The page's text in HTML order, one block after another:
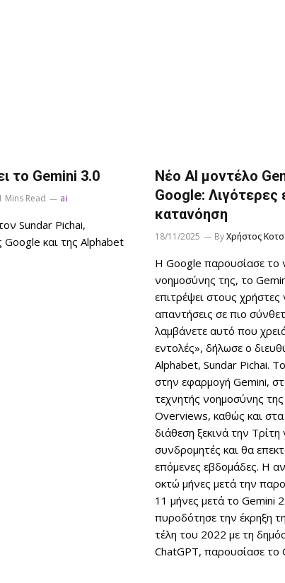
το Gemini 3.0
Mins Read ai
Sundar Pichai,
και της Alphabet
Νέο AI μοντέλο
Google: Λιγότερες
κατανόηση
18/11/2025 ByΧρήστος
Η Google παρουσίασε το
νοημοσύνης της, το
επιτρέψει στους
απαντήσεις σε πιο
λαμβάνετε αυτό που
εντολές», δήλωσε ο
Alphabet, Sundar Pichai.
στην εφαρμογή Gemini,
τεχνητής νοημοσύνης
Overviews, καθώς και στα
διάθεση ξεκινά την Τρίτη
συνδρομητές και θα
επόμενες εβδομάδες. Η
οκτώ μήνες μετά την
11 μήνες μετά το Gemini
πυροδότησε την έκρηξη
τέλη του 2022 με τη
ChatGPT, παρουσίασε